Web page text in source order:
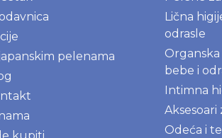
pelenama
Lična
odrasle
bebe i
Intimna
Odeća i